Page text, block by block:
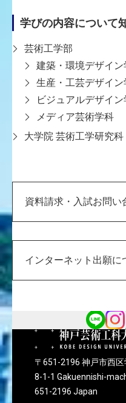
学びの内容について
芸術工学部
建築・環境デザイン
生産・工芸デザイン
ビジュアルデザイ
メディア芸術学科
大学院 芸術工学研究科
資料請求・入試お問い
インターネット出願に
神戸のまちなみや文化に
再生・活用により新たな
活用した温もりある空間
都市や地域の魅力向上に
の魅力を市内外に広く発
神戸市：第5回神戸市
〒651-2196 神戸市西
8-1-1 Gakuennishi-
651-2196 Japan